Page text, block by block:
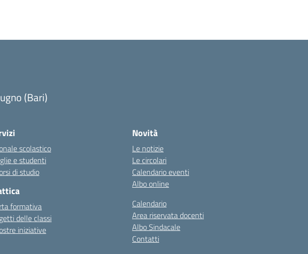
(Bari)
scolastico
e studenti
di studio
formativa
delle classi
iniziative
Novità
Le notizie
Le circolari
Calendario eventi
Albo online
Calendario
Area riservata docenti
Albo Sindacale
Contatti